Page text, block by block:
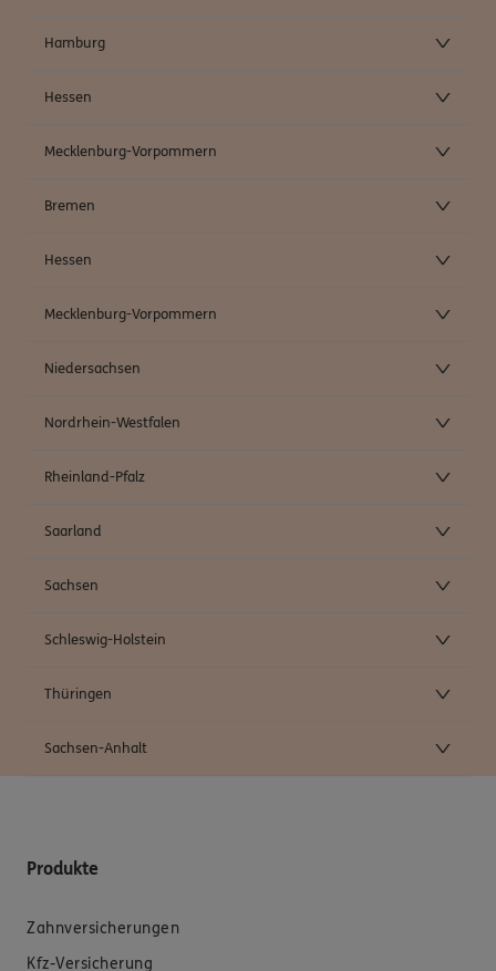
Hamburg
Hessen
Mecklenburg-Vorpommern
Bremen
Hessen
Mecklenburg-Vorpommern
Niedersachsen
Nordrhein-Westfalen
Rheinland-Pfalz
Saarland
Sachsen
Schleswig-Holstein
Thüringen
Sachsen-Anhalt
Produkte
Zahnversicherungen
Kfz-Versicherung